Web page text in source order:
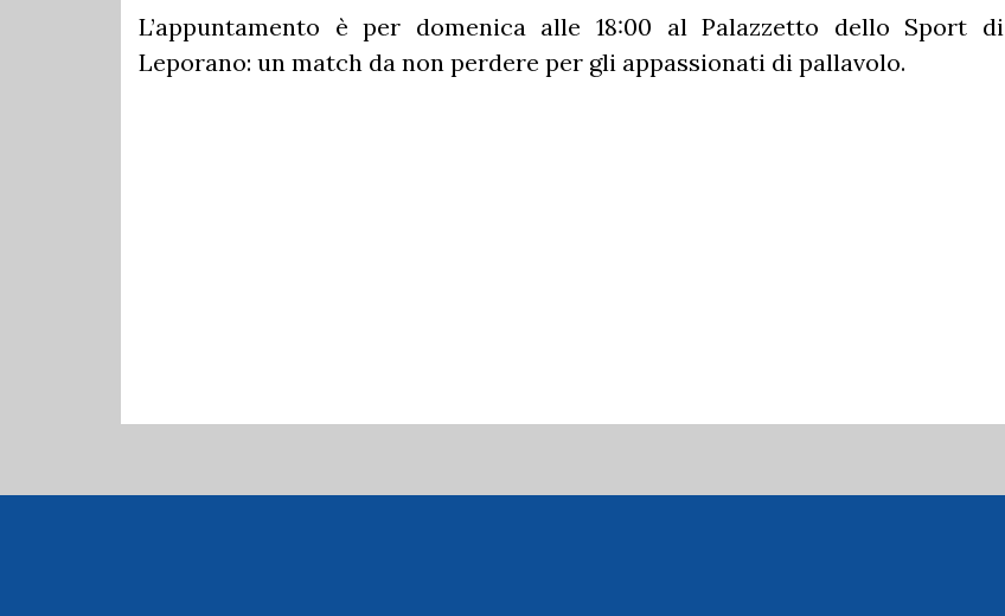
L’appuntamento è per domenica alle 18:00 al Palazzetto dello Sport di
Leporano: un match da non perdere per gli appassionati di pallavolo.